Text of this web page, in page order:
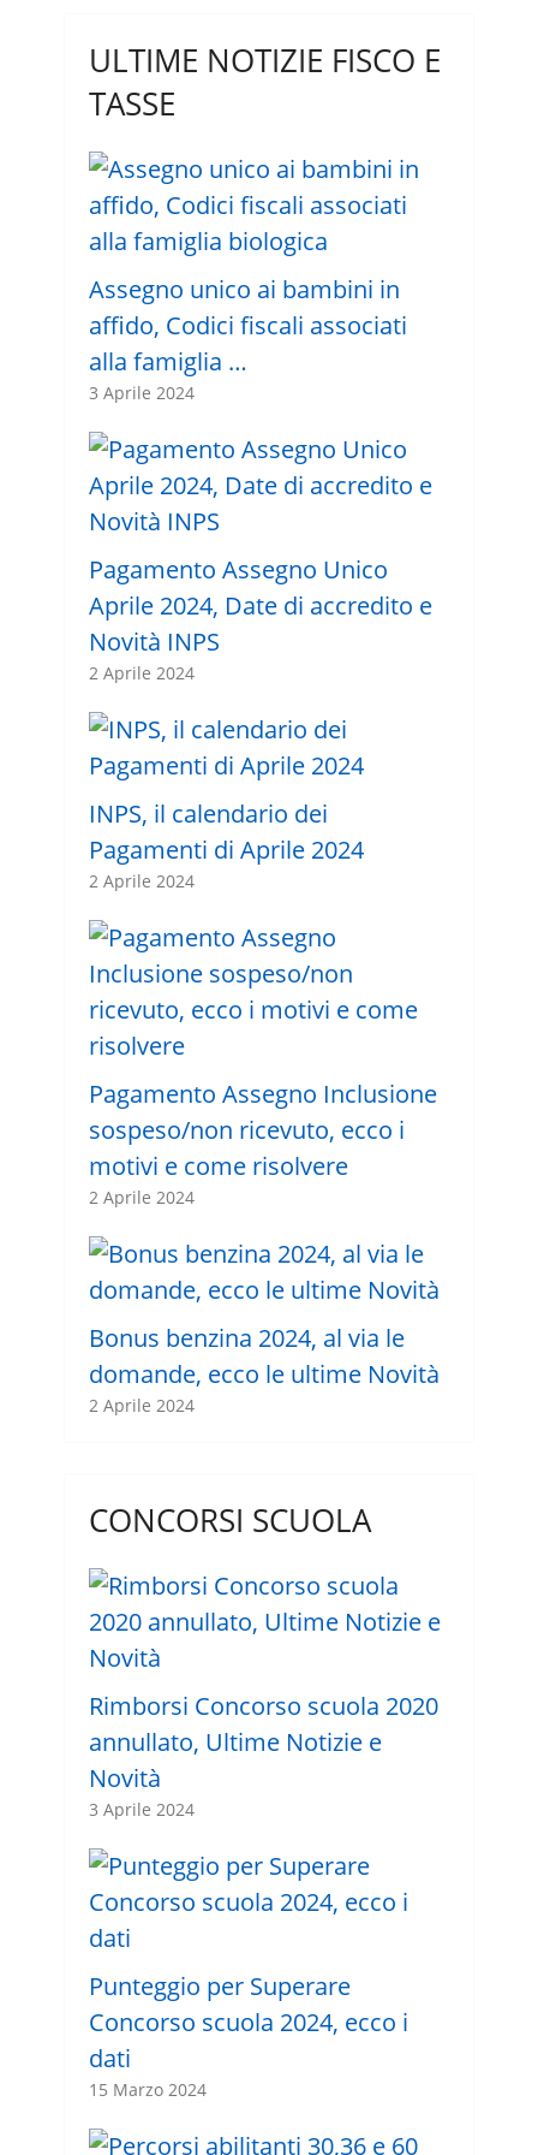
ULTIME NOTIZIE FISCO E
TASSE
Assegno unico ai bambini in
affido, Codici fiscali associati
alla famiglia …
3 Aprile 2024
Pagamento Assegno Unico
Aprile 2024, Date di accredito e
Novità INPS
2 Aprile 2024
INPS, il calendario dei
Pagamenti di Aprile 2024
2 Aprile 2024
Pagamento Assegno Inclusione
sospeso/non ricevuto, ecco i
motivi e come risolvere
2 Aprile 2024
Bonus benzina 2024, al via le
domande, ecco le ultime Novità
2 Aprile 2024
CONCORSI SCUOLA
Rimborsi Concorso scuola 2020
annullato, Ultime Notizie e
Novità
3 Aprile 2024
Punteggio per Superare
Concorso scuola 2024, ecco i
dati
15 Marzo 2024